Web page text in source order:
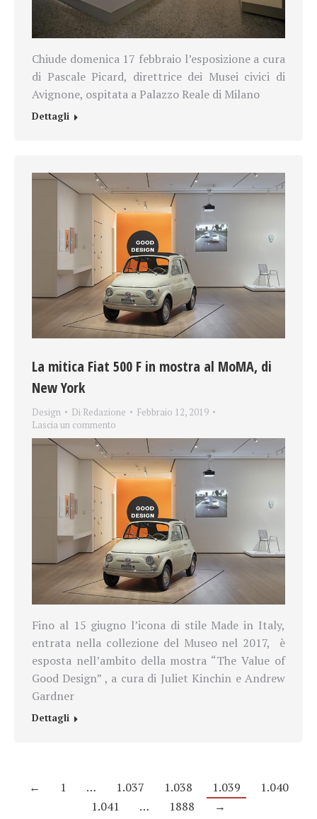
Chiude domenica 17 febbraio l’esposizione a cura
di Pascale Picard, direttrice dei Musei civici di
Avignone, ospitata a Palazzo Reale di Milano
Dettagli
La mitica Fiat 500 F in mostra al MoMA, di
New York
Design Di Redazione
Febbraio 12, 2019
Lascia un commento
Fino al 15 giugno l’icona di stile Made in Italy,
entrata nella collezione del Museo nel 2017,
è
esposta nell’ambito della mostra “The Value of
Good Design” , a cura di Juliet Kinchin e Andrew
Gardner
Dettagli
← 1 … 1.037 1.038 1.039
1.040
1.041
… 1888 →